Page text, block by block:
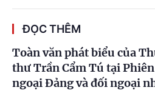
ĐỌC THÊM
Toàn văn phát biểu của
thư Trần Cẩm Tú tại
ngoại Đảng và đối ngoại